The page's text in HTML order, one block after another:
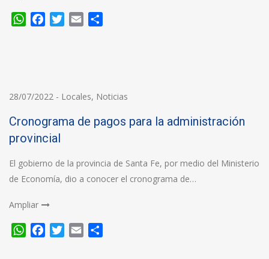
WhatsApp
FacebookTwitter
Email
28/07/2022 - Locales, Noticias
Cronograma de pagos para la administración
provincial
El gobierno de la provincia de Santa Fe, por medio del Ministerio
de Economía, dio a conocer el cronograma de…
Ampliar
WhatsApp
FacebookTwitter
Email